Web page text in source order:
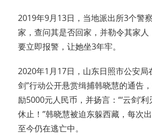
2019年9月13日，当地派出所3个警
家，查问其是否回家，并勒令其家
要立即报警，让她坐3年牢。
2020年1月17日，山东日照市公安局
剑”行动公开悬赏缉捕韩晓慧的通告
励5000元人民币，并扬言：“‘云剑’
休止！”韩晓慧被迫东躲西藏，每次
至今仍在逃亡中。